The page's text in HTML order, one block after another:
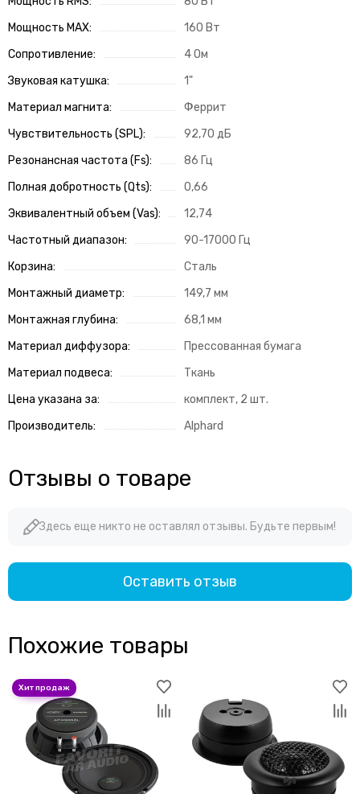
Helix
Hellion
Incar
Infinity
JBL
JL Audio
JVC
Kenwood
Kicx
Madbit
Magnum
MOMO
Morel
Mystery
Nakamichi
Neoline
ОЗАР
Russian Bass
Spl-Lab
STEG
SOaudio
StP
SWAT
Мощность MAX:
160 Вт
Сопротивление:
4 Ом
Звуковая катушка:
1"
Материал магнита:
Феррит
Чувствительность (SPL):
92,70 дБ
Резонансная частота (Fs):
86 Гц
Полная добротность (Qts):
0,66
Эквивалентный объем (Vas):
12,74
Частотный диапазон:
90-17000 Гц
Корзина:
Сталь
Монтажный диаметр:
149,7 мм
Монтажная глубина:
68,1 мм
Материал диффузора:
Прессованная бумага
Материал подвеса:
Ткань
Цена указана за:
комплект, 2 шт.
Производитель:
Alphard
Отзывы о товаре
Здесь еще никто не оставлял отзывы. Будьте первым!
Оставить отзыв
Похожие товары